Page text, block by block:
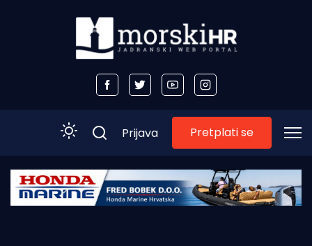
Početna
Prijava Pretplati se